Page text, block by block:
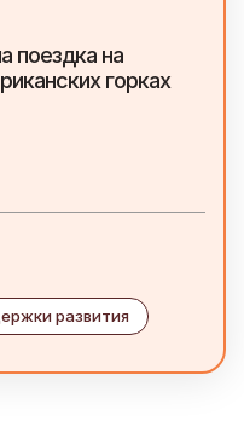
поездка на
горках
развития